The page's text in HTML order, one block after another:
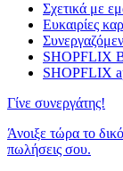
Σχετικά με
Ευκαιρίες
SHOPFLIX
SHOPFLIX
Γίνε συνεργάτης!
Άνοιξε τώρα το
πωλήσεις σου.